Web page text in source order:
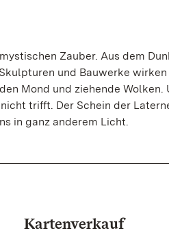
Zauber. Aus dem
und Bauwerke
Mond und ziehende Wolken.
trifft. Der Schein der
in ganz anderem Licht.
Kartenverkauf